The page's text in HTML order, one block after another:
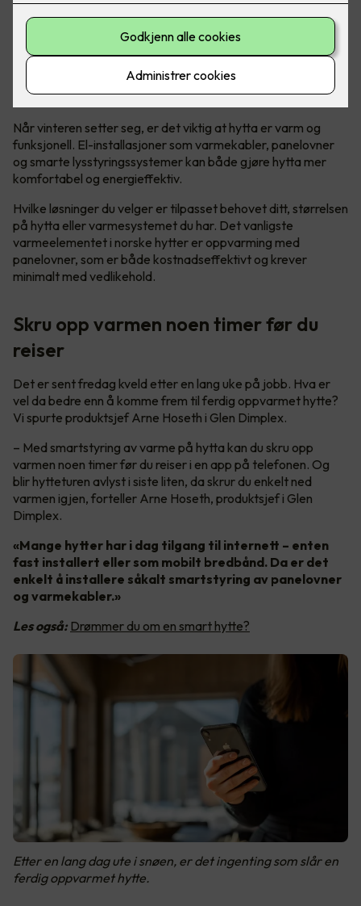
vel da bedre enn å komme frem til ferdig oppvarmet
hytte?
Økt komfort med riktig elektrisk
installasjon
Når vinteren setter seg, er det viktig at hytta er varm og
funksjonell. El-installasjoner som varmekabler, panelovner
og smarte lysstyringssystemer kan både gjøre hytta mer
komfortabel og energieffektiv.
Hvilke løsninger du velger er tilpasset behovet ditt, størrelsen
på hytta eller varmesystemet du har. Det vanligste
varmeelementet i norske hytter er oppvarming med
panelovner, som er både kostnadseffektivt og krever
minimalt med vedlikehold.
Skru opp varmen noen timer før du
reiser
Det er sent fredag kveld etter en lang uke på jobb. Hva er
vel da bedre enn å komme frem til ferdig oppvarmet hytte?
Vi spurte produktsjef Arne Hoseth i Glen Dimplex.
– Med smartstyring av varme på hytta kan du skru opp
varmen noen timer før du reiser i en app på telefonen. Og
blir hytteturen avlyst i siste liten, da skrur du enkelt ned
varmen igjen, forteller Arne Hoseth, produktsjef i Glen
Dimplex.
«Mange hytter har i dag tilgang til internett – enten
fast installert eller som mobilt bredbånd. Da er det
enkelt å installere såkalt smartstyring av panelovner
og varmekabler.»
Les også: Drømmer du om en smart hytte?
Etter en lang dag ute i snøen, er det ingenting som slår en
ferdig oppvarmet hytte.